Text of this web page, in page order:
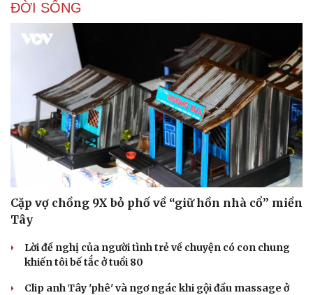
ĐỜI SỐNG
Cặp vợ chồng 9X bỏ phố về “giữ hồn nhà cổ” miền
Tây
Lời đề nghị của người tình trẻ về chuyện có con chung
khiến tôi bế tắc ở tuổi 80
Clip anh Tây 'phê' và ngơ ngác khi gội đầu massage ở